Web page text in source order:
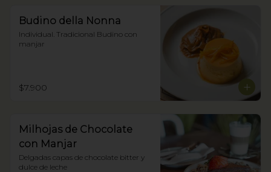
Budino della Nonna
Individual. Tradicional Budino con
manjar
$7.900
Milhojas de Chocolate
con Manjar
Delgadas capas de chocolate bitter y
dulce de leche